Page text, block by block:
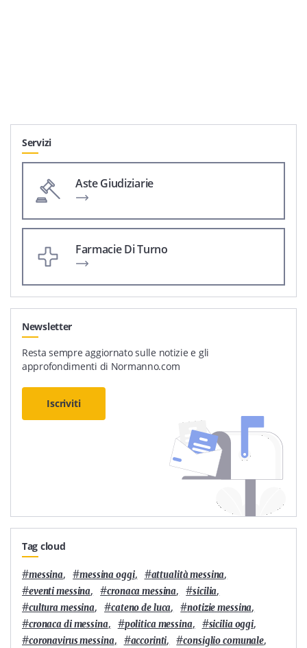
Servizi
Aste Giudiziarie
Farmacie Di Turno
Newsletter
Resta sempre aggiornato sulle notizie e gli
approfondimenti di Normanno.com
Iscriviti
Tag cloud
#messina, #messina oggi, #attualità messina,
#eventi messina, #cronaca messina, #sicilia,
#cultura messina, #cateno de luca, #notizie messina,
#cronaca di messina, #politica messina, #sicilia oggi,
#coronavirus messina, #accorinti, #consiglio comunale,